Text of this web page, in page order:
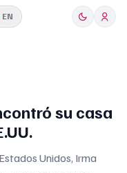
EN
su casa
Unidos, Irma